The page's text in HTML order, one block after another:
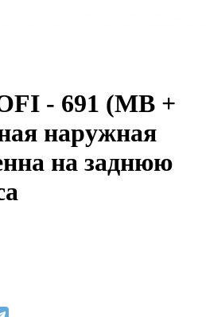
- 691 (МВ +
наружная
на заднюю